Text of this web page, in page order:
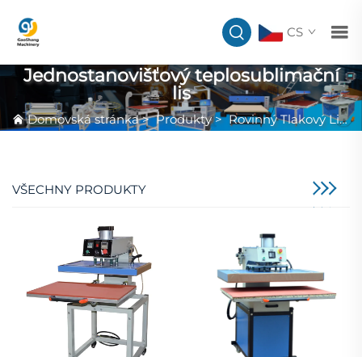
CS
Jednostanovišťový teplosublimační
lis
Domovská stránka>Produkty>Rovinný Tlakový Lis >
VŠECHNY PRODUKTY